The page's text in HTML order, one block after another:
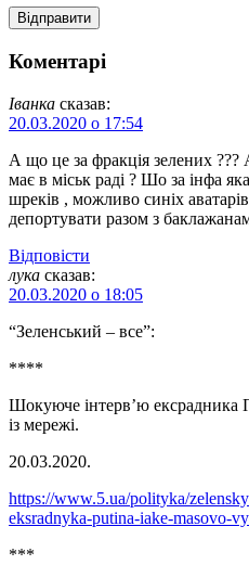
Коментарі
Іванка сказав:
20.03.2020 о 17:54
А що це за фракція зелених ???
має в міськ раді ? Шо за інфа
шреків , можливо синіх
депортувати разом з
Відповіcти
лука сказав:
20.03.2020 о 18:05
“Зеленський – все”:
****
Шокуюче інтерв’ю ексрадника
із мережі.
20.03.2020.
https://www.5.ua/polityka/
eksradnyka-putina-iake-masovo-
***